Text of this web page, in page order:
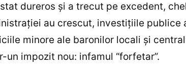
dureros şi a trecut pe excedent,
au crescut, investiţiile publice
minore ale baronilor locali şi
un impozit nou: infamul “forfetar”.